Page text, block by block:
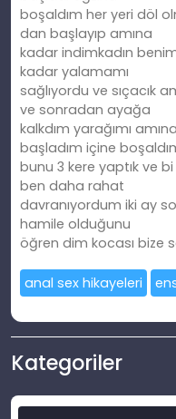
boşaldım her yeri döl
dan başlayıp amına
kadar indimkadın
kadar yalamamı
sağlıyordu ve sıçacık
ve sonradan ayağa
kalkdım yarağımı
başladım içine
bunu 3 kere yaptık ve
ben daha rahat
davranıyordum iki ay
hamile olduğunu
öğren dim kocası bize
anal sex hikayeleri
Kategoriler